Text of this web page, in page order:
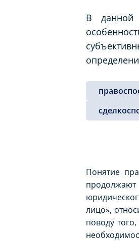
В данной
Понятие
лицо»,
поводу